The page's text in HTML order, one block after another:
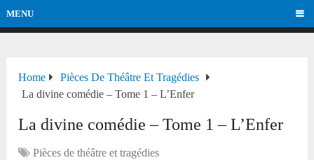
MENU
Home
Pièces De Théâtre Et Tragédies
La divine comédie – Tome 1 – L’Enfer
La divine comédie – Tome 1 – L’Enfer
Pièces de théâtre et tragédies